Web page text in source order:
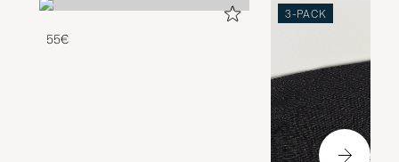
55€
3-PACK